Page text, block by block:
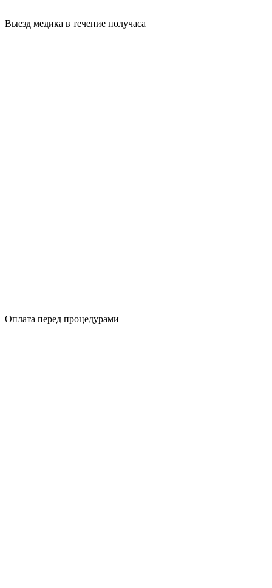
Выезд медика в течение получаса
Оплата перед процедурами